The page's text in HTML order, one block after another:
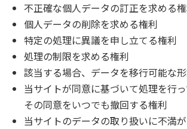
不正確な個人データの訂正を求める
個人データの削除を求める権利
特定の処理に異議を申し立てる権利
処理の制限を求める権利
該当する場合、データを移行可能な
当サイトが同意に基づいて処理を行っ
その同意をいつでも撤回する権利
当サイトのデータの取り扱いに不満が